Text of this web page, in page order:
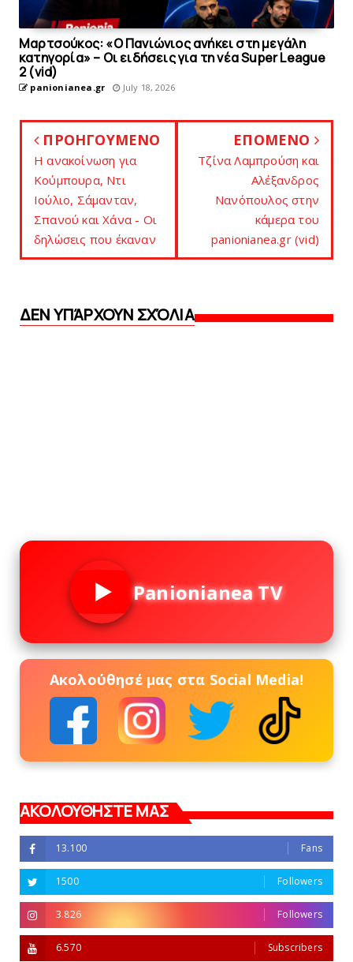
Μαρτσούκος: «Ο Πανιώνιος ανήκει στη μεγάλη
κατηγορία» – Οι ειδήσεις για τη νέα Super League
2 (vid)
panionianea.gr July 18, 2026
ΠΡΟΗΓΟΥΜΕΝΟ
H ανακοίνωση για
Κούμπουρα, Ντι
Ιούλιο, Σάμανταν,
Σπανού και Χάνα - Οι
δηλώσεις που έκαναν
ΕΠΟΜΕΝΟ
Τζίνα Λαμπρούση και
Αλέξανδρος
Νανόπουλος στην
κάμερα του
panionianea.gr (vid)
ΔΕΝ ΥΠΆΡΧΟΥΝ ΣΧΌΛΙΑ
Panionianea TV
Ακολούθησέ μας στα Social Media!
ΑΚΟΛΟΥΘΗΣΤΕ ΜΑΣ
13.100 Fans
1500 Followers
3.826 Followers
6.570 Subscribers